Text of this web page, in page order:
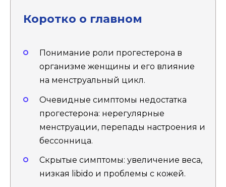
Коротко о главном
Понимание роли прогестерона в
организме женщины и его влияние
на менструальный цикл.
Очевидные симптомы недостатка
прогестерона: нерегулярные
менструации, перепады настроения и
бессонница.
Скрытые симптомы: увеличение веса,
низкая libido и проблемы с кожей.